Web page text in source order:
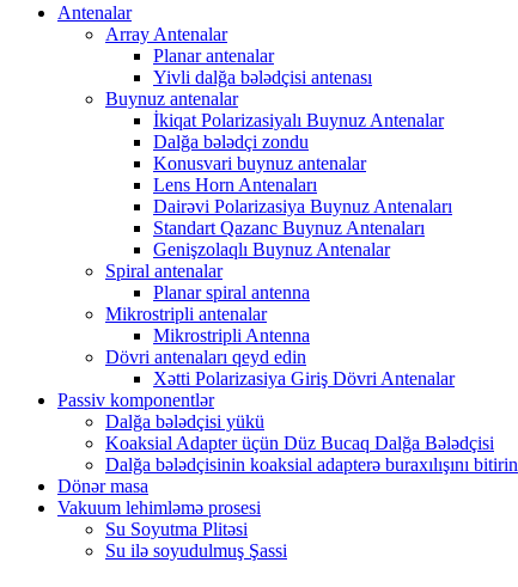
Antenalar
Array Antenalar
Planar antenalar
Yivli dalğa bələdçisi antenası
Buynuz antenalar
İkiqat Polarizasiyalı Buynuz Antenalar
Dalğa bələdçi zondu
Konusvari buynuz antenalar
Lens Horn Antenaları
Dairəvi Polarizasiya Buynuz Antenaları
Standart Qazanc Buynuz Antenaları
Genişzolaqlı Buynuz Antenalar
Spiral antenalar
Planar spiral antenna
Mikrostripli antenalar
Mikrostripli Antenna
Dövri antenaları qeyd edin
Xətti Polarizasiya Giriş Dövri Antenalar
Passiv komponentlər
Dalğa bələdçisi yükü
Koaksial Adapter üçün Düz Bucaq Dalğa Bələdçisi
Dalğa bələdçisinin koaksial adapterə buraxılışını bitirin
Dönər masa
Vakuum lehimləmə prosesi
Su Soyutma Plitəsi
Su ilə soyudulmuş Şassi